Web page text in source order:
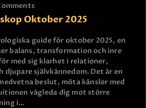
SPÅDAM
OSS
Oktober 2025
guide för oktober 2025, en
balans, transformation och inre
med sig klarhet i relationer,
djupare självkännedom. Det är en
beslut, möta känslor med
vägleda dig mot större
i…